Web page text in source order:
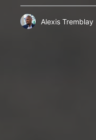
Alexis Tremblay